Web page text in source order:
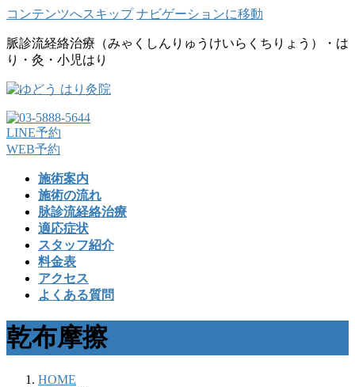
コンテンツへスキップ ナビゲーションに移動
脈診流経絡治療（みゃくしんりゅうけいらくちりょう）・は
り・灸・小児はり
LINE予約
WEB予約
施術案内
施術の流れ
脉診流経絡治療
適応症状
スタッフ紹介
料金表
アクセス
よくある質問
乾布摩擦
HOME